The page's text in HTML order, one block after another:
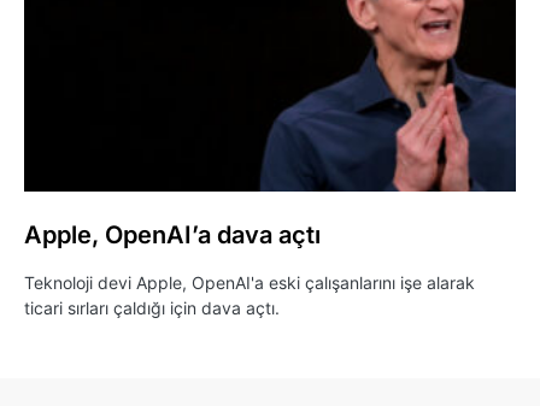
Apple, OpenAI’a dava açtı
Teknoloji devi Apple, OpenAI'a eski çalışanlarını işe alarak
ticari sırları çaldığı için dava açtı.